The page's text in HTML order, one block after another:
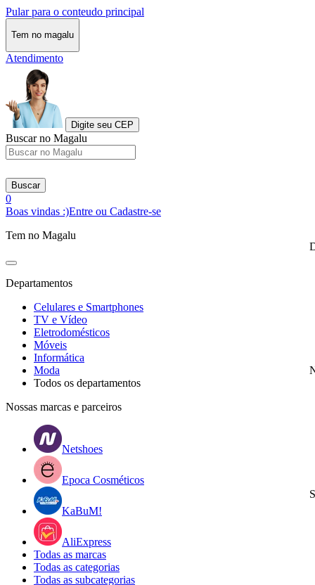
Pular para o conteudo principal
Tem no magalu
Atendimento
Digite seu CEP
Buscar no Magalu
Buscar
0
Boas vindas :)Entre ou Cadastre-se
Tem no Magalu
Departamentos
Celulares e Smartphones
TV e Vídeo
Eletrodomésticos
Móveis
Informática
Moda
Todos os departamentos
Nossas marcas e parceiros
Netshoes
Epoca Cosméticos
KaBuM!
AliExpress
Todas as marcas
Todas as categorias
Todas as subcategorias